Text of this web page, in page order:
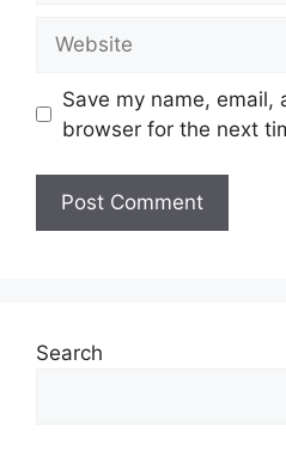
Save my name, email,
browser for the next
Search